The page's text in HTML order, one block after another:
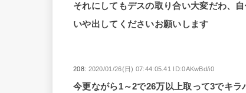
それにしてもデスの取り合い大変だわ、
いや出してくださいお願いします
208: 2020/01/26(日) 07:44:05.41 ID:0AKwBd/i0
今更ながら1～2で26万以上取って3でキラ